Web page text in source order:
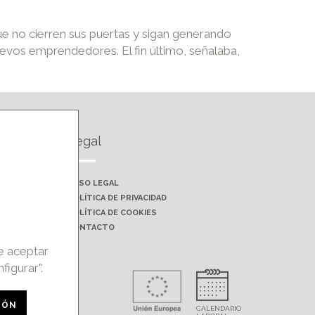
no cierren sus puertas y sigan generando
emprendedores. El fin último, señalaba,
Legal
AVISO LEGAL
POLÍTICA DE PRIVACIDAD
POLÍTICA DE COOKIES
CONTACTO
la
aceptar